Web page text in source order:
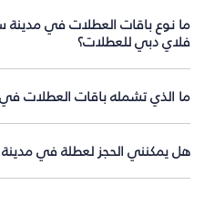
ما نوع باقات العطلات في مدينة
فلاي دبي للعطلات؟
ما الذي تشمله باقات العطلات
هل يمكنني الحجز لعطلة في